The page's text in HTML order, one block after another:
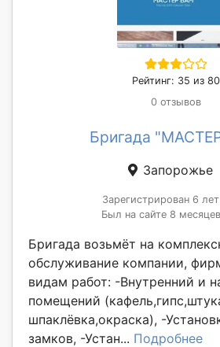
Рейтинг: 35 из 80
0 отзывов
Бригада
Запорожье
Зарегистрирован 6 лет
Был на сайте 8
Бригада возьмёт на
обслуживание компании,
видам работ: -Внутренний и
помещений
шпаклёвка,окраска), -
замков, -Устан... Подробнее